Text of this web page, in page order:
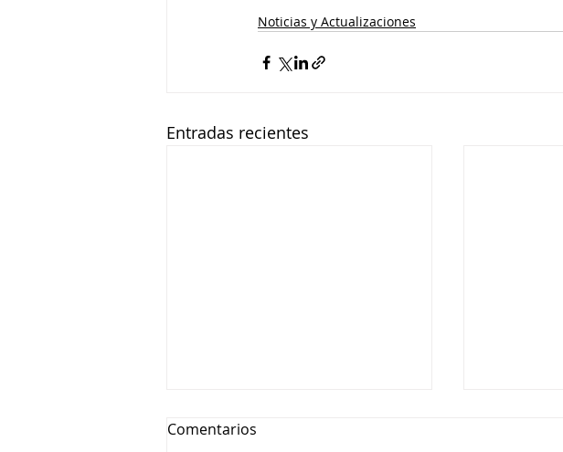
Noticias y Actualizaciones
Entradas recientes
Comentarios